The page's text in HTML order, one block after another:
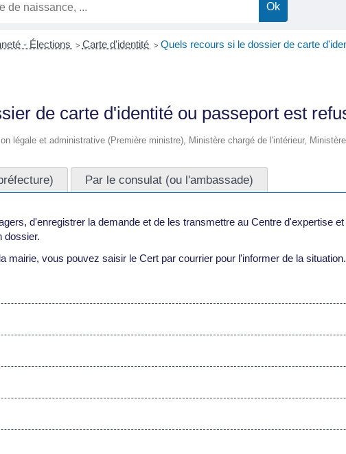
- Élections > Carte d'identité > Quels recours si le dossier de carte
de carte d'identité ou passeport est
légale et administrative (Première ministre), Ministère chargé de l'intérieur,
Par le consulat (ou l'ambassade)
d'enregistrer la demande et de les transmettre au Centre d'expertise
dossier.
mairie, vous pouvez saisir le Cert par courrier pour l'informer de la situation.